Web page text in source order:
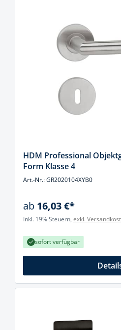
HDM Professional
Form Klasse 4
Art.-Nr.: GR2020104XYB0
ab 16,03 €*
Inkl. 19% Steuern, exkl.
sofort verfügbar